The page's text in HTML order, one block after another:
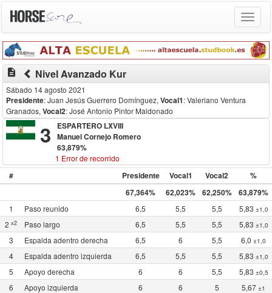
Toggle
description Nivel Avanzado Kur
Sábado 14 agosto 2021
Presidente: Juan Jesús Guerrero Domínguez, Vocal1: Valeriano Ventura
Granados, Vocal2: José Antonio Pintor Maldonado
3
ESPARTERO LXVIII
Manuel Cornejo Romero
63,879%
1 Error de recorrido
# Presidente Vocal1 Vocal2
%
67,364%
62,023% 62,250% 63,879%
1 Paso reunido 6,5 5,5 5,5 5,83 ±1,0
2 x2 Paso largo 6,5 5,5 5,5 5,83 ±1,0
3 Espalda adentro derecha 6,5 6 5,5 6,0 ±1,0
4 Espalda adentro izquierda 6,5 5,5 5,5 5,83 ±1,0
5 Apoyo derecha 6 6 5,5 5,83 ±0,5
6 Apoyo izquierda 6 6 5 5,67 ±1